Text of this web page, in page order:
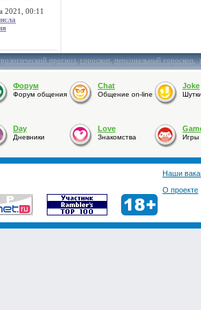
2021, 00:11
прогноз,гороскоп,персональный гороскоп,
Форум
Форум общения
Chat
Общение on-line
Joke
Day
Дневники
Love
Знакомства Игры
Наши
О проекте